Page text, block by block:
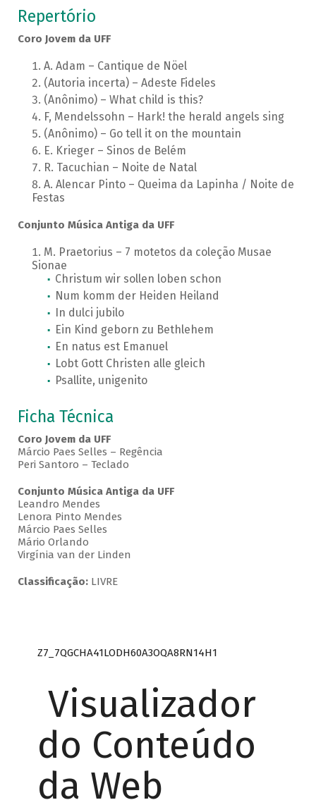
Repertório
Coro Jovem da UFF
A. Adam – Cantique de Nöel
(Autoria incerta) – Adeste Fideles
(Anônimo) – What child is this?
F, Mendelssohn – Hark! the herald angels sing
(Anônimo) – Go tell it on the mountain
E. Krieger – Sinos de Belém
R. Tacuchian – Noite de Natal
A. Alencar Pinto – Queima da Lapinha / Noite de
Festas
Conjunto Música Antiga da UFF
M. Praetorius – 7 motetos da coleção Musae
Sionae
Christum wir sollen loben schon
Num komm der Heiden Heiland
In dulci jubilo
Ein Kind geborn zu Bethlehem
En natus est Emanuel
Lobt Gott Christen alle gleich
Psallite, unigenito
Ficha Técnica
Coro Jovem da UFF
Márcio Paes Selles – Regência
Peri Santoro – Teclado
Conjunto Música Antiga da UFF
Leandro Mendes
Lenora Pinto Mendes
Márcio Paes Selles
Mário Orlando
Virgínia van der Linden
Classificação:LIVRE
Z7_7QGCHA41LODH60A3OQA8RN14H1
Visualizador
do Conteúdo
da Web